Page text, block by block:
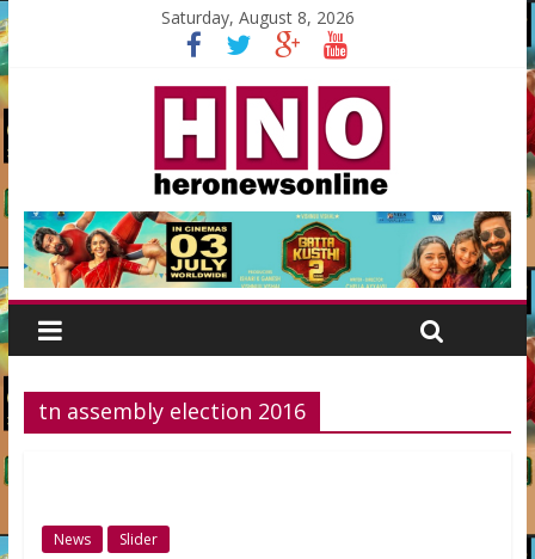
Saturday, August 8, 2026
tn assembly election 2016
News Slider